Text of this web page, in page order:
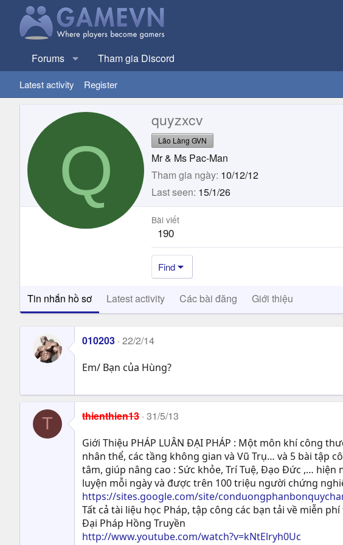
Forums Tham gia Discord
Latest activity Register
Q
quyzxcv
Lão Làng GVN
Mr & Ms Pac-Man
Tham gia ngày 10/12/12
Last seen 15/1/26
Bài viết
190
Find
Tin nhắn hồ sơ Latest activity Các bài đăng Giới thiệu
010203 22/2/14
Em/ Bạn của Hùng?
T thienthien13 31/5/13
Giới Thiệu PHÁP LUÂN ĐẠI PHÁP : Một môn khí công
nhân thể, các tầng không gian và Vũ Trụ… và 5 bài tập
tâm, giúp nâng cao : Sức khỏe, Trí Tuệ, Ðạo Ðức ,…
luyện mỗi ngày và được trên 100 triệu người chứng
https://sites.google.com/site/
Tất cả tài liệu học Pháp, tập công các bạn tải về miễn phí
Đại Pháp Hồng Truyền
http://www.youtube.com/watch?v=kNtElryh0Uc